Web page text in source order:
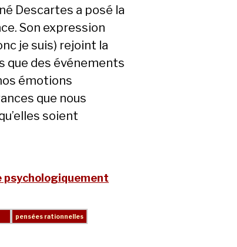
Descartes a posé la
Son expression
je suis) rejoint la
que des événements
émotions
que nous
soient
psychologiquement